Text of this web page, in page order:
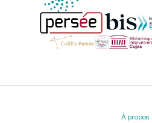
Menu
À propos